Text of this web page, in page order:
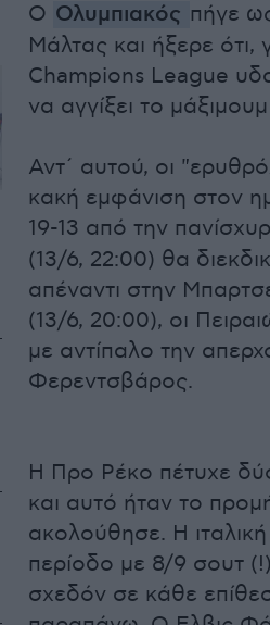
Ο Ολυμπιακός πήγε
Μάλτας και ήξερε ότι,
Champions League
να αγγίξει το
Αντ΄ αυτού, οι
κακή εμφάνιση στον
19-13 από την
(13/6, 22:00) θα
απέναντι στην
(13/6, 20:00), οι
με αντίπαλο την
Φερεντσβάρος.
Η Προ Ρέκο πέτυχε
και αυτό ήταν το
ακολούθησε. Η
περίοδο με 8/9 σουτ
σχεδόν σε κάθε